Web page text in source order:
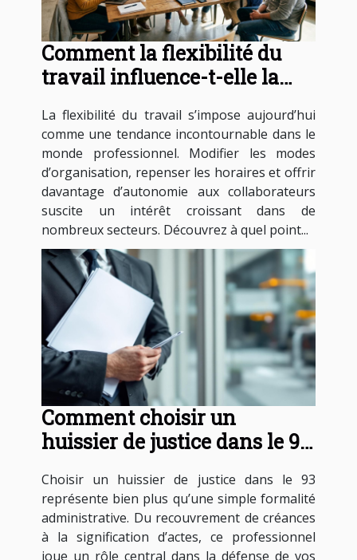
Comment la flexibilité du
travail influence-t-elle la
La flexibilité du travail s’impose aujourd’hui
comme une tendance incontournable dans le
monde professionnel. Modifier les modes
d’organisation, repenser les horaires et offrir
davantage d’autonomie aux collaborateurs
suscite un intérêt croissant dans de
nombreux secteurs. Découvrez à quel point...
Comment choisir un
huissier de justice dans le 93
Choisir un huissier de justice dans le 93
représente bien plus qu’une simple formalité
administrative. Du recouvrement de créances
à la signification d’actes, ce professionnel
joue un rôle central dans la défense de vos